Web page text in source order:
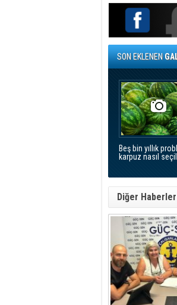
SON EKLENEN
Beş bin yıllık
karpuz nasıl
Diğer Haberler